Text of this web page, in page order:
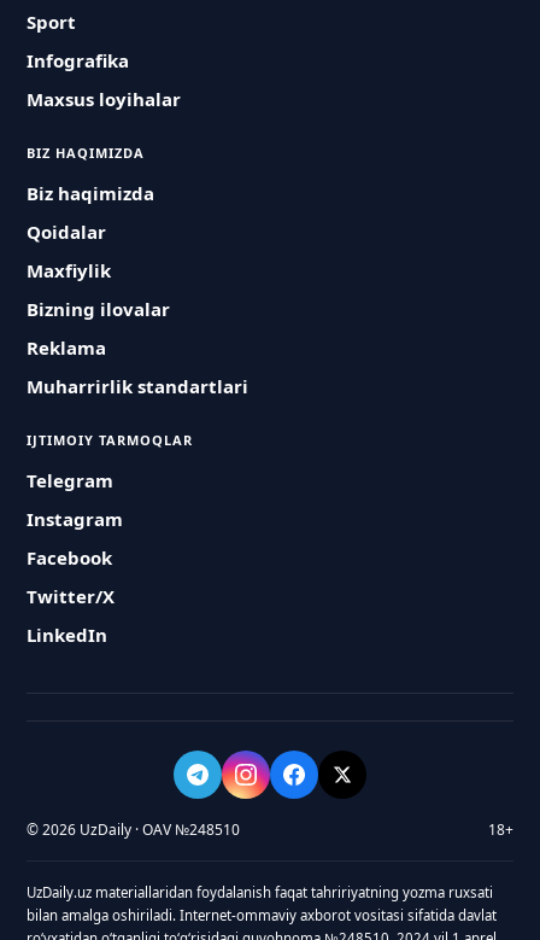
Sport
Infografika
Maxsus loyihalar
BIZ HAQIMIZDA
Biz haqimizda
Qoidalar
Maxfiylik
Bizning ilovalar
Reklama
Muharrirlik standartlari
IJTIMOIY TARMOQLAR
Telegram
Instagram
Facebook
Twitter/X
LinkedIn
© 2026 UzDaily · OAV №248510 18+
UzDaily.uz materiallaridan foydalanish faqat tahririyatning yozma ruxsati
bilan amalga oshiriladi. Internet-ommaviy axborot vositasi sifatida davlat